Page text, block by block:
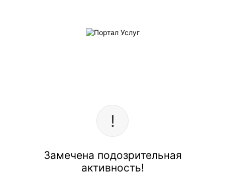
Замечена подозрительная
активность!